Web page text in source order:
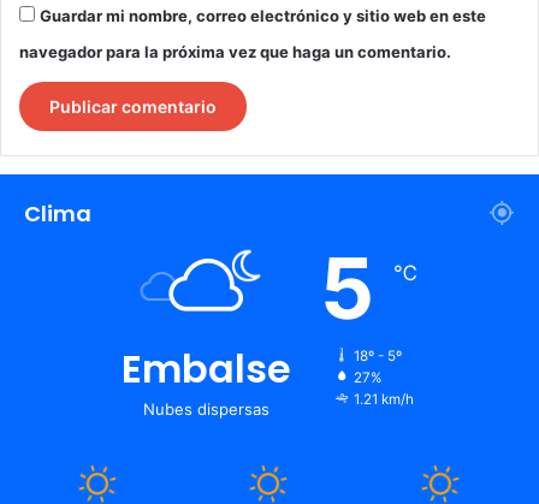
Guardar mi nombre, correo electrónico y sitio web en este
navegador para la próxima vez que haga un comentario.
Clima
Embalse
Nubes dispersas
5 ℃
18º - 5º
27%
1.21 km/h